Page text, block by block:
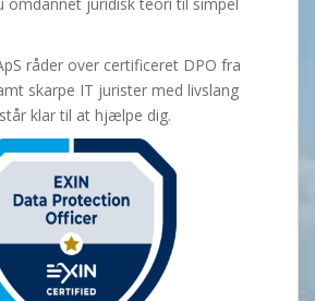
råder over certificeret DPO fra
skarpe IT jurister med livslang
klar til at hjælpe dig.